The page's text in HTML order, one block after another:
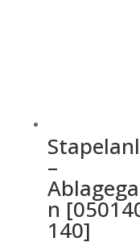
–
n
140]